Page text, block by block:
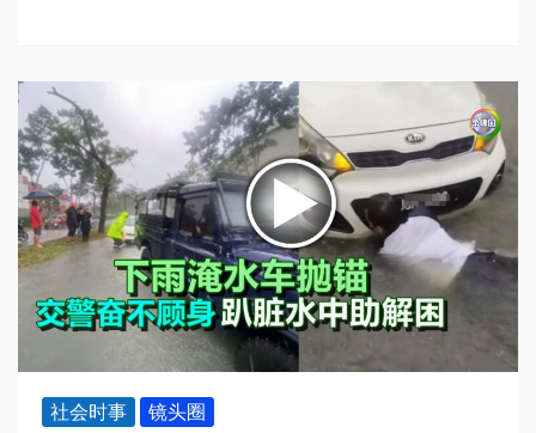
社会时事 镜头圈